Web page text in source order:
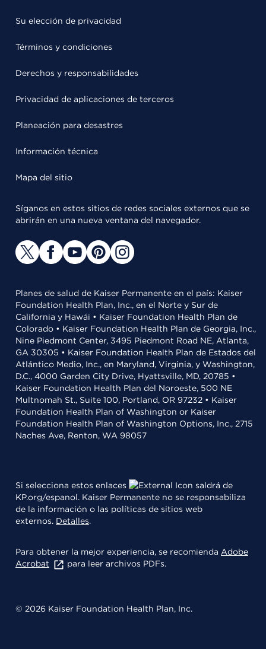
Su elección de privacidad
Términos y condiciones
Derechos y responsabilidades
Privacidad de aplicaciones de terceros
Planeación para desastres
Información técnica
Mapa del sitio
Síganos en estos sitios de redes sociales externos que se
abrirán en una nueva ventana del navegador.
Planes de salud de Kaiser Permanente en el país: Kaiser
Foundation Health Plan, Inc., en el Norte y Sur de
California y Hawái • Kaiser Foundation Health Plan de
Colorado • Kaiser Foundation Health Plan de Georgia, Inc.,
Nine Piedmont Center, 3495 Piedmont Road NE, Atlanta,
GA 30305 • Kaiser Foundation Health Plan de Estados del
Atlántico Medio, Inc., en Maryland, Virginia, y Washington,
D.C., 4000 Garden City Drive, Hyattsville, MD, 20785 •
Kaiser Foundation Health Plan del Noroeste, 500 NE
Multnomah St., Suite 100, Portland, OR 97232 • Kaiser
Foundation Health Plan of Washington or Kaiser
Foundation Health Plan of Washington Options, Inc., 2715
Naches Ave, Renton, WA 98057
Si selecciona estos enlaces
saldrá de
KP.org/espanol. Kaiser Permanente no se responsabiliza
de la información o las políticas de sitios web
externos. Detalles.
Para obtener la mejor experiencia, se recomienda Adobe
Acrobat
para leer archivos PDFs.
© 2026 Kaiser Foundation Health Plan, Inc.